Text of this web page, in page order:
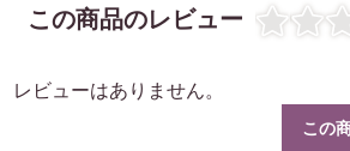
この商品のレビュー
レビューはありません。
この